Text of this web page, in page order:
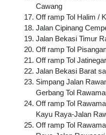
Cawang
Off ramp Tol Halim /
Jalan Cipinang
Jalan Bekasi Timur
Off ramp Tol
Off ramp Tol
Jalan Bekasi Barat
Simpang Jalan
Gerbang Tol
Off ramp Tol
Kayu Raya-Jalan
Off ramp Tol